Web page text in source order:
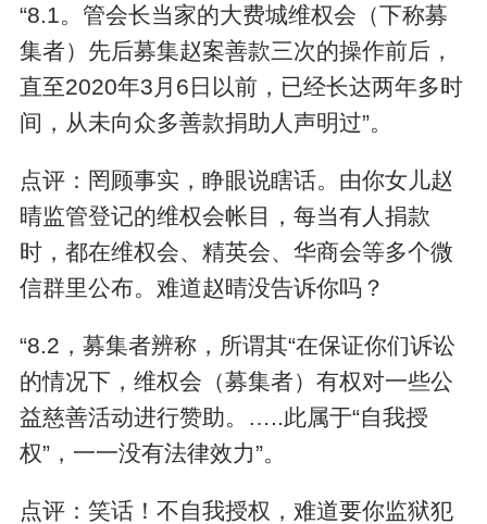
“8.1。管会长当家的大费城维权会（下称募
集者）先后募集赵案善款三次的操作前后，
直至2020年3月6日以前，已经长达两年多时
间，从未向众多善款捐助人声明过”。
点评：罔顾事实，睁眼说瞎话。由你女儿赵
晴监管登记的维权会帐目，每当有人捐款
时，都在维权会、精英会、华商会等多个微
信群里公布。难道赵晴没告诉你吗？
“8.2，募集者辨称，所谓其“在保证你们诉讼
的情况下，维权会（募集者）有权对一些公
益慈善活动进行赞助。…..此属于“自我授
权”，一一没有法律效力”。
点评：笑话！不自我授权，难道要你监狱犯